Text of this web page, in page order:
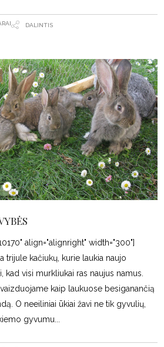
DALINTIS
align="alignright" width="300"]
trijule kačiukų, kurie laukia naujo
kad visi murkliukai ras naujus namus.
kaip laukuose besiganančią
O neeiliniai ūkiai žavi ne tik gyvulių,
gyvumu